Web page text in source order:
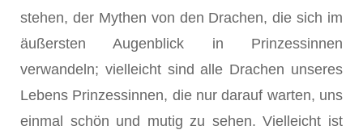
stehen, der Mythen von den Drachen, die sich im
äußersten Augenblick in Prinzessinnen
verwandeln; vielleicht sind alle Drachen unseres
Lebens Prinzessinnen, die nur darauf warten, uns
einmal schön und mutig zu sehen. Vielleicht ist